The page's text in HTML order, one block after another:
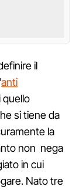
il
anti
quello
si tiene da
la
non nega
in cui
Nato tre